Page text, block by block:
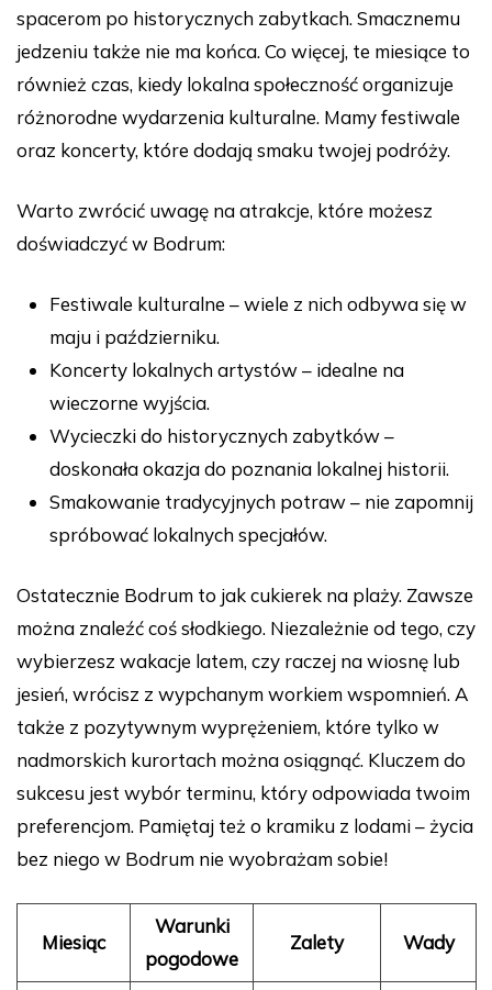
spacerom po historycznych zabytkach. Smacznemu
jedzeniu także nie ma końca. Co więcej, te miesiące to
również czas, kiedy lokalna społeczność organizuje
różnorodne wydarzenia kulturalne. Mamy festiwale
oraz koncerty, które dodają smaku twojej podróży.
Warto zwrócić uwagę na atrakcje, które możesz
doświadczyć w Bodrum:
Festiwale kulturalne – wiele z nich odbywa się w
maju i październiku.
Koncerty lokalnych artystów – idealne na
wieczorne wyjścia.
Wycieczki do historycznych zabytków –
doskonała okazja do poznania lokalnej historii.
Smakowanie tradycyjnych potraw – nie zapomnij
spróbować lokalnych specjałów.
Ostatecznie Bodrum to jak cukierek na plaży. Zawsze
można znaleźć coś słodkiego. Niezależnie od tego, czy
wybierzesz wakacje latem, czy raczej na wiosnę lub
jesień, wrócisz z wypchanym workiem wspomnień. A
także z pozytywnym wyprężeniem, które tylko w
nadmorskich kurortach można osiągnąć. Kluczem do
sukcesu jest wybór terminu, który odpowiada twoim
preferencjom. Pamiętaj też o kramiku z lodami – życia
bez niego w Bodrum nie wyobrażam sobie!
Miesiąc
Warunki
pogodowe
Zalety Wady